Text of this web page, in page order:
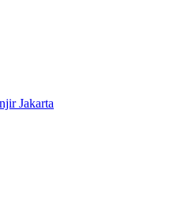
Jakarta